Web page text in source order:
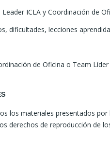
ICLA y Coordinación de
dificultades, lecciones
de Oficina o Team Líder
los materiales presentados
derechos de reproducción de